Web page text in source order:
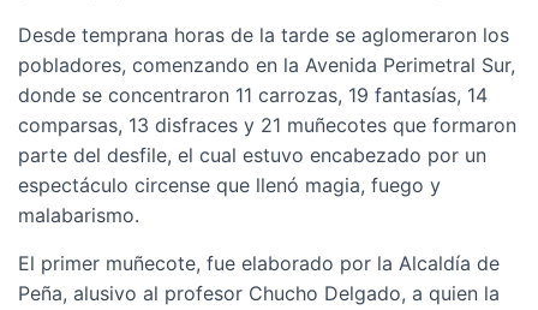
Desde temprana horas de la tarde se aglomeraron los
pobladores, comenzando en la Avenida Perimetral Sur,
donde se concentraron 11 carrozas, 19 fantasías, 14
comparsas, 13 disfraces y 21 muñecotes que formaron
parte del desfile, el cual estuvo encabezado por un
espectáculo circense que llenó magia, fuego y
malabarismo.
El primer muñecote, fue elaborado por la Alcaldía de
Peña, alusivo al profesor Chucho Delgado, a quien la